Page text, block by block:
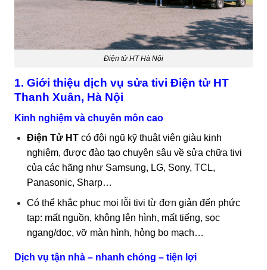
Điện tử HT Hà Nội
1. Giới thiệu dịch vụ sửa tivi Điện tử HT
Thanh Xuân, Hà Nội
Kinh nghiệm và chuyên môn cao
Điện Tử HTcó đội ngũ kỹ thuật viên giàu kinh
nghiệm, được đào tạo chuyên sâu về sửa chữa tivi
của các hãng như Samsung, LG, Sony, TCL,
Panasonic, Sharp…
Có thể khắc phục mọi lỗi tivi từ đơn giản đến phức
tạp: mất nguồn, không lên hình, mất tiếng, sọc
ngang/dọc, vỡ màn hình, hỏng bo mạch…
Dịch vụ tận nhà – nhanh chóng – tiện lợi